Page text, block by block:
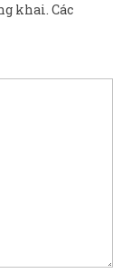
khai. Các